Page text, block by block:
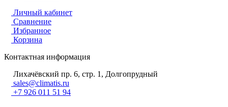
Личный кабинет
Сравнение
Избранное
Корзина
Контактная информация
Лихачёвский пр. 6, стр. 1, Долгопрудный
sales@climatis.ru
+7 926 011 51 94